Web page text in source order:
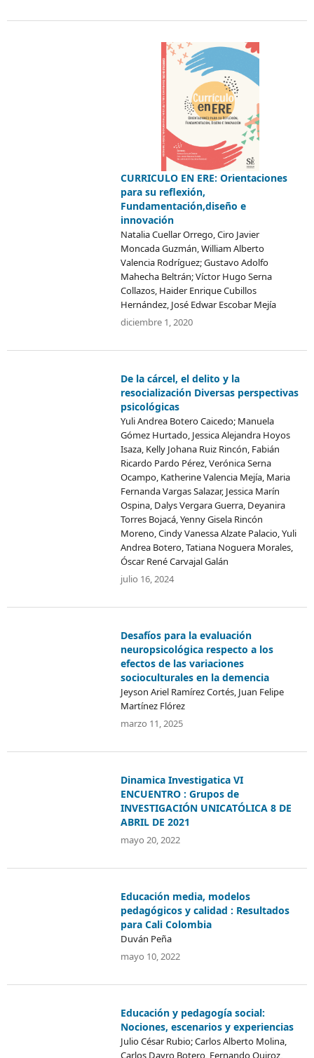
CURRICULO EN ERE: Orientaciones
para su reflexión,
Fundamentación,diseño e
innovación
Natalia Cuellar Orrego, Ciro Javier
Moncada Guzmán, William Alberto
Valencia Rodríguez; Gustavo Adolfo
Mahecha Beltrán; Víctor Hugo Serna
Collazos, Haider Enrique Cubillos
Hernández, José Edwar Escobar Mejía
diciembre 1, 2020
De la cárcel, el delito y la
resocialización Diversas perspectivas
psicológicas
Yuli Andrea Botero Caicedo; Manuela
Gómez Hurtado, Jessica Alejandra Hoyos
Isaza, Kelly Johana Ruiz Rincón, Fabián
Ricardo Pardo Pérez, Verónica Serna
Ocampo, Katherine Valencia Mejía, Maria
Fernanda Vargas Salazar, Jessica Marín
Ospina, Dalys Vergara Guerra, Deyanira
Torres Bojacá, Yenny Gisela Rincón
Moreno, Cindy Vanessa Alzate Palacio, Yuli
Andrea Botero, Tatiana Noguera Morales,
Óscar René Carvajal Galán
julio 16, 2024
Desafíos para la evaluación
neuropsicológica respecto a los
efectos de las variaciones
socioculturales en la demencia
Jeyson Ariel Ramírez Cortés, Juan Felipe
Martínez Flórez
marzo 11, 2025
Dinamica Investigatica VI
ENCUENTRO : Grupos de
INVESTIGACIÓN UNICATÓLICA 8 DE
ABRIL DE 2021
mayo 20, 2022
Educación media, modelos
pedagógicos y calidad : Resultados
para Cali Colombia
Duván Peña
mayo 10, 2022
Educación y pedagogía social:
Nociones, escenarios y experiencias
Julio César Rubio; Carlos Alberto Molina,
Carlos Dayro Botero, Fernando Quiroz,